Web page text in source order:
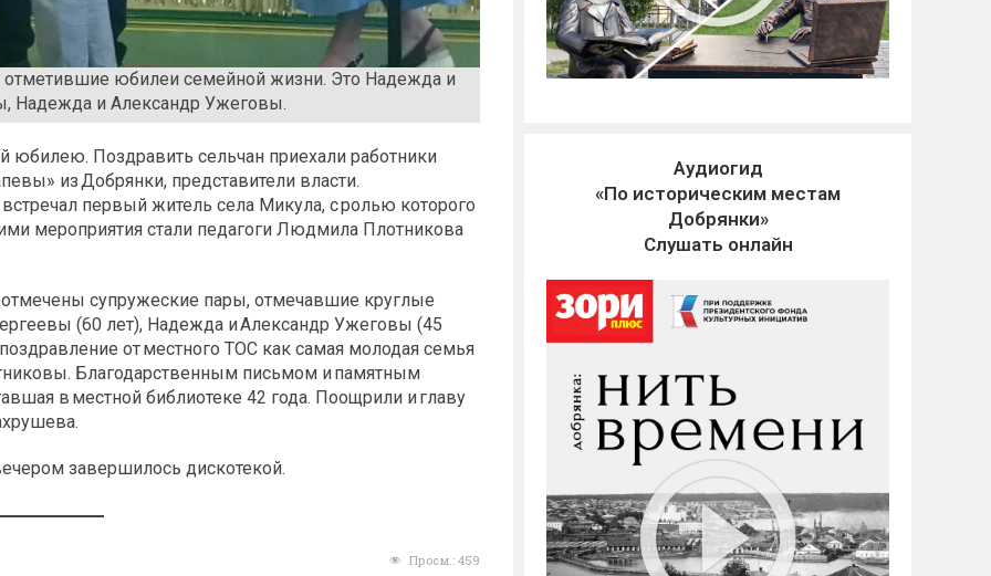
отметившие юбилеи семейной жизни. Это Надежда и
Надежда и Александр Ужеговы.
Поздравить сельчан приехали работники
из Добрянки, представители власти.
первый житель села Микула, с ролью которого
мероприятия стали педагоги Людмила Плотникова
супружеские пары, отмечавшие круглые
(60 лет), Надежда и Александр Ужеговы (45
от местного ТОС как самая молодая семья
Благодарственным письмом и памятным
в местной библиотеке 42 года. Поощрили и главу
завершилось дискотекой.
Просм.: 459
Аудиогид
«По историческим местам
Добрянки»
Слушать онлайн